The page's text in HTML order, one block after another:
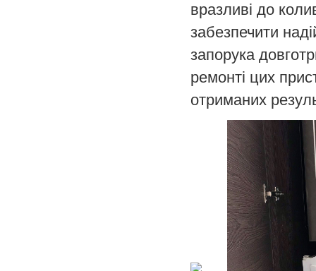
вразливі до
забезпечити
запорука
ремонті цих
отриманих